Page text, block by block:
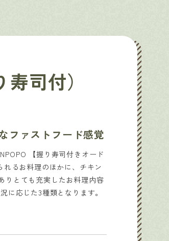
司付）
ファストフード感覚
【握り寿司付きオード
るお料理のほかに、チキン
りとても充実したお料理内容
に応じた3種類となります。